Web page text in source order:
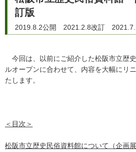
訂版
2019.8.2公開 2021.2.8改訂
今回は、以前にご紹介した松阪市立歴
ルオープンに合わせて、内容を大幅にリ
たします。
＜目次＞
松阪市立歴史民俗資料館について（企画展